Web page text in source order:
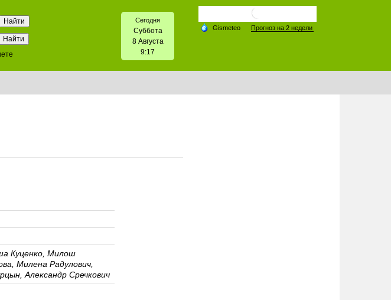
Сегодня
Суббота
8 Августа
9:17
Куценко, Милош
Милена Радулович,
Александр Сречкович